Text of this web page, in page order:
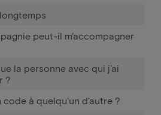
peut-il m'accompagner
la personne avec qui j'ai
?
à quelqu'un d'autre ?